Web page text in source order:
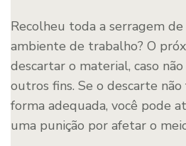
Recolheu toda a serragem
ambiente de trabalho? O
descartar o material, caso
outros fins. Se o descarte
forma adequada, você pode
uma punição por afetar o